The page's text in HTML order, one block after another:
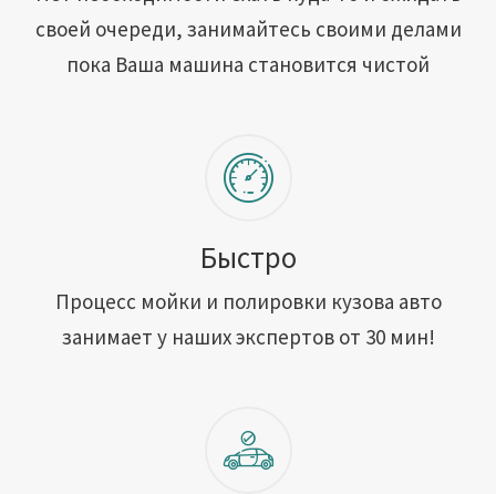
своей очереди, занимайтесь своими делами
пока Ваша машина становится чистой
Быстро
Процесс мойки и полировки кузова авто
занимает у наших экспертов от 30 мин!